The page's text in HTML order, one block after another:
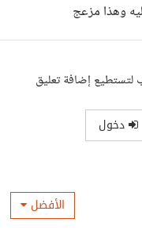
وهذا مزعج
إضافة تعليق
دخول
الأفضل